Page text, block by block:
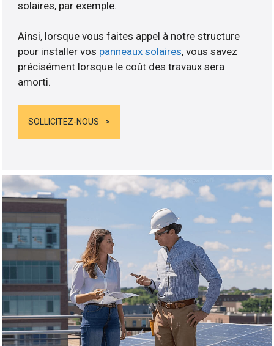
solaires, par exemple.
Ainsi, lorsque vous faites appel à notre structure
pour installer vos panneaux solaires, vous savez
précisément lorsque le coût des travaux sera
amorti.
SOLLICITEZ-NOUS